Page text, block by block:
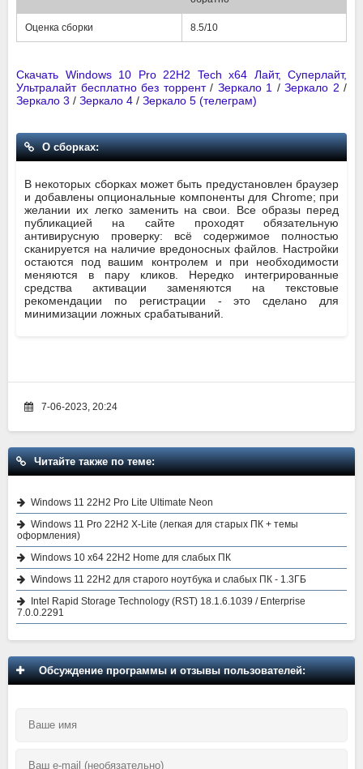
Оценка сборки 8.5/10
Скачать Windows 10 Pro 22H2 Tech x64 Лайт, Суперлайт,
Ультралайт бесплатно без торрент/ Зеркало 1 / Зеркало 2 /
Зеркало 3 / Зеркало 4 / Зеркало 5 (телеграм)
О сборках:
В некоторых сборках может быть предустановлен браузер
и добавлены опциональные компоненты для Chrome; при
желании их легко заменить на свои. Все образы перед
публикацией на сайте проходят обязательную
антивирусную проверку: всё содержимое полностью
сканируется на наличие вредоносных файлов. Настройки
остаются под вашим контролем и при необходимости
меняются в пару кликов. Нередко интегрированные
средства активации заменяются на текстовые
рекомендации по регистрации - это сделано для
минимизации ложных срабатываний.
7-06-2023, 20:24
Читайте также по теме:
Windows 11 22H2 Pro Lite Ultimate Neon
Windows 11 Pro 22H2 X-Lite (легкая для старых ПК + темы
оформления)
Windows 10 x64 22H2 Home для слабых ПК
Windows 11 22H2 для старого ноутбука и слабых ПК - 1.3ГБ
Intel Rapid Storage Technology (RST) 18.1.6.1039 / Enterprise
7.0.0.2291
Обсуждение программы и отзывы пользователей: